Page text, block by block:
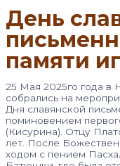
День
памяти
25 Мая 2025го года в
собрались на
Дня славянской
поминовением
(Кисурина). Отцу
лет. После
ходом с пением